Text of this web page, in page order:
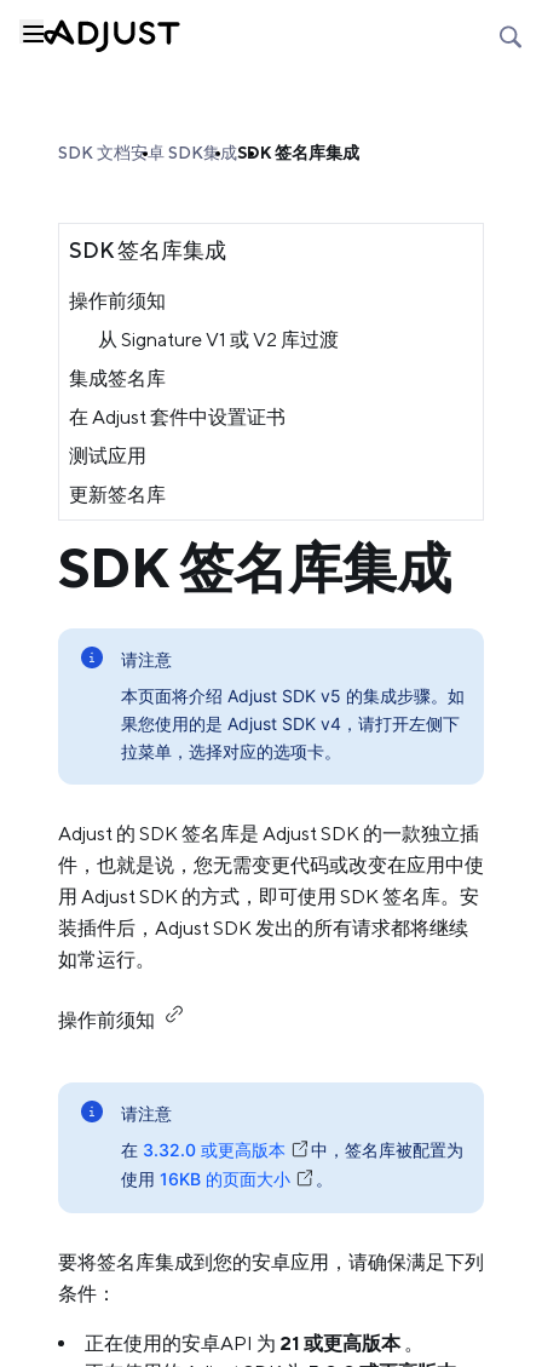
SDK 文档安卓 SDK集成SDK 签名库集成
SDK 签名库集成
操作前须知
从 Signature V1 或 V2 库过渡
集成签名库
在 Adjust 套件中设置证书
测试应用
更新签名库
SDK 签名库集成
请注意
本页面将介绍 Adjust SDK v5 的集成步骤。如
果您使用的是 Adjust SDK v4，请打开左侧下
拉菜单，选择对应的选项卡。
Adjust 的 SDK 签名库是 Adjust SDK 的一款独立插
件，也就是说，您无需变更代码或改变在应用中使
用 Adjust SDK 的方式，即可使用 SDK 签名库。安
装插件后，Adjust SDK 发出的所有请求都将继续
如常运行。
操作前须知
请注意
在 3.32.0 或更高版本
中，签名库被配置为
使用 16KB 的页面大小 。
要将签名库集成到您的安卓应用，请确保满足下列
条件：
正在使用的安卓API 为 21 或更高版本。